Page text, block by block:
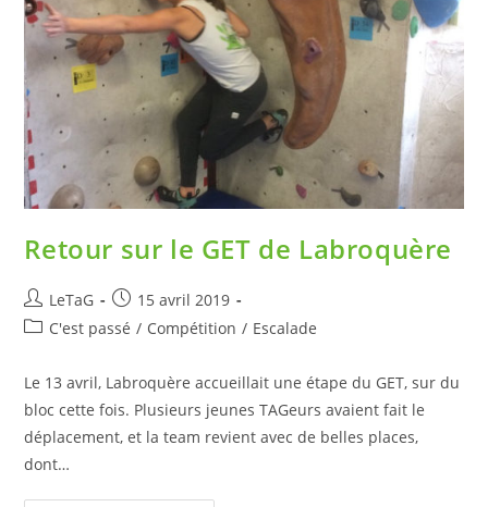
Retour sur le GET de Labroquère
LeTaG
15 avril 2019
C'est passé / Compétition / Escalade
Le 13 avril, Labroquère accueillait une étape du GET, sur du
bloc cette fois. Plusieurs jeunes TAGeurs avaient fait le
déplacement, et la team revient avec de belles places,
dont…